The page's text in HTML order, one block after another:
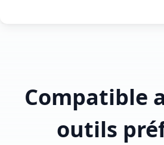
Compatible
outils